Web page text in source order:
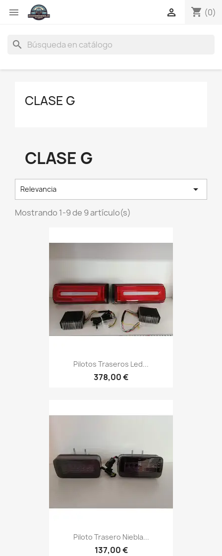
 shopping_cart (0)

search
CLASE G
CLASE G
Relevancia 
Mostrando 1-9 de 9 artículo(s)
Pilotos Traseros Led...
378,00 €
Piloto Trasero Niebla...
137,00 €